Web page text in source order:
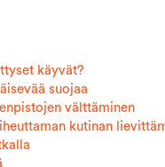
käyvät?
suojaa
välttäminen
kutinan